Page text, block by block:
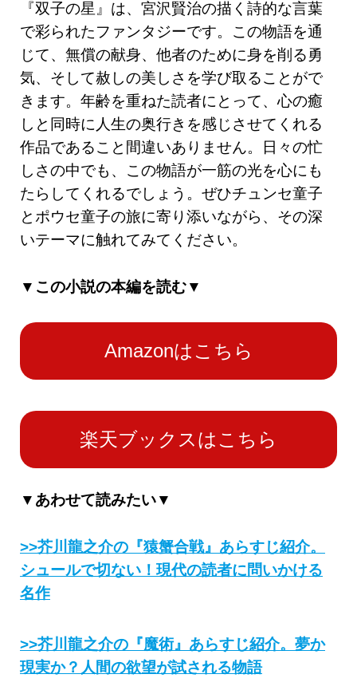
『双子の星』は、宮沢賢治の描く詩的な言葉
で彩られたファンタジーです。この物語を通
じて、無償の献身、他者のために身を削る勇
気、そして赦しの美しさを学び取ることがで
きます。年齢を重ねた読者にとって、心の癒
しと同時に人生の奥行きを感じさせてくれる
作品であること間違いありません。日々の忙
しさの中でも、この物語が一筋の光を心にも
たらしてくれるでしょう。ぜひチュンセ童子
とポウセ童子の旅に寄り添いながら、その深
いテーマに触れてみてください。
▼この小説の本編を読む▼
Amazonはこちら
楽天ブックスはこちら
▼あわせて読みたい▼
>>芥川龍之介の『猿蟹合戦』あらすじ紹介。
シュールで切ない！現代の読者に問いかける
名作
>>芥川龍之介の『魔術』あらすじ紹介。夢か
現実か？人間の欲望が試される物語